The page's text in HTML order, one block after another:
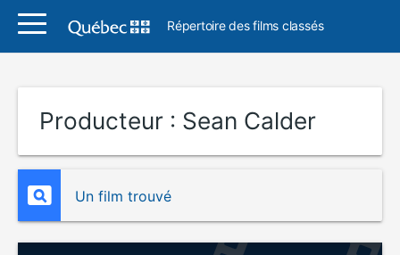
Répertoire des films classés
Producteur : Sean Calder
Un film trouvé